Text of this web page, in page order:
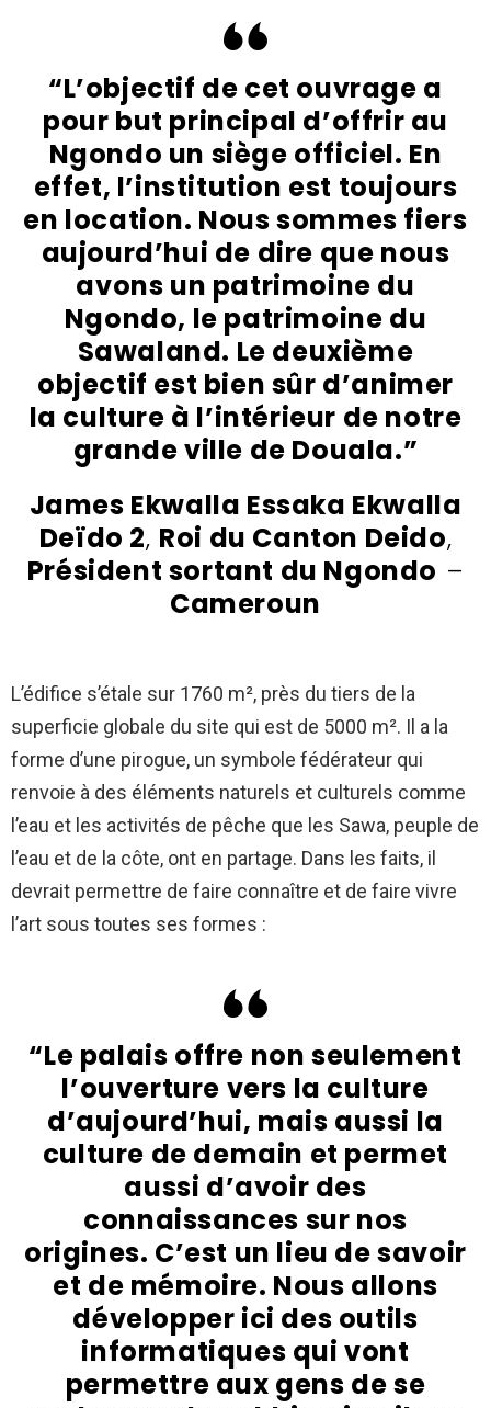
“L’objectif de cet ouvrage a
pour but principal d’offrir au
Ngondo un siège officiel. En
effet, l’institution est toujours
en location. Nous sommes fiers
aujourd’hui de dire que nous
avons un patrimoine du
Ngondo, le patrimoine du
Sawaland. Le deuxième
objectif est bien sûr d’animer
la culture à l’intérieur de notre
grande ville de Douala.”
James Ekwalla Essaka Ekwalla
Deïdo 2, Roi du Canton Deido,
Président sortant du Ngondo –
Cameroun
L’édifice s’étale sur 1760 m², près du tiers de la
superficie globale du site qui est de 5000 m². Il a la
forme d’une pirogue, un symbole fédérateur qui
renvoie à des éléments naturels et culturels comme
l’eau et les activités de pêche que les Sawa, peuple de
l’eau et de la côte, ont en partage. Dans les faits, il
devrait permettre de faire connaître et de faire vivre
l’art sous toutes ses formes :
“Le palais offre non seulement
l’ouverture vers la culture
d’aujourd’hui, mais aussi la
culture de demain et permet
aussi d’avoir des
connaissances sur nos
origines. C’est un lieu de savoir
et de mémoire. Nous allons
développer ici des outils
informatiques qui vont
permettre aux gens de se